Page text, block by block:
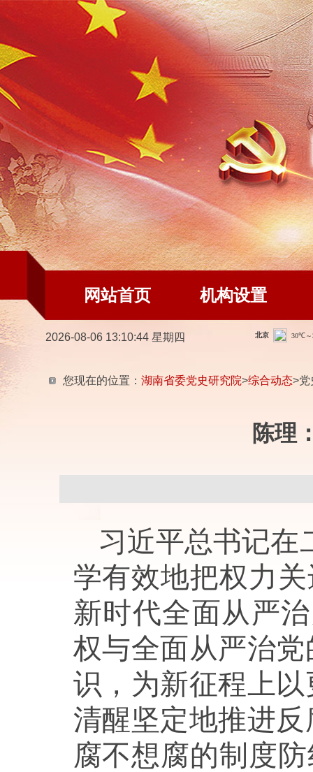
网站首页 机构设置
2026-08-06 13:10:45 星期四
您现在的位置： 湖南省委党史研究院>综合动态>党
陈理
习近平总书记在
学有效地把权力
新时代全面从严
权与全面从严治
识，为新征程上
清醒坚定地推进
腐不想腐的制度